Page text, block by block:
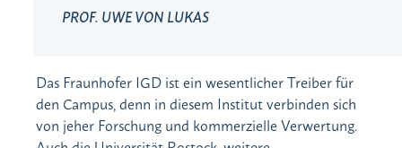
PROF. UWE VON LUKAS
Das Fraunhofer IGD ist ein wesentlicher Treiber für
den Campus, denn in diesem Institut verbinden sich
von jeher Forschung und kommerzielle Verwertung.